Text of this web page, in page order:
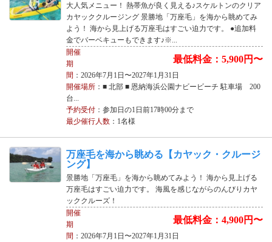
大人気メニュー！ 熱帯魚が良く見える♪スケルトンのクリア
カヤッククルージング 景勝地「万座毛」を海から眺めてみ
よう！ 海から見上げる万座毛はすごい迫力です。 ●追加料
金でバーベキューもできます♪※...
最低料金：5,900円〜
開催
期
間 ：2026年7月1日〜2027年1月31日
開催場所：■ 北部 ■ 恩納海浜公園ナビービーチ 駐車場 200
台...
予約受付：参加日の1日前17時00分まで
最少催行人数：1名様
万座毛を海から眺める【カヤック・クルージ
ング】
景勝地「万座毛」を海から眺めてみよう！ 海から見上げる
万座毛はすごい迫力です。 海風を感じながらのんびりカヤ
ッククルーズ！
最低料金：4,900円〜
開催
期
間 ：2026年7月1日〜2027年1月31日